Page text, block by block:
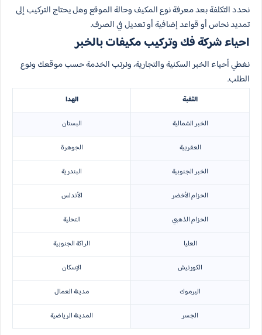
نحدد التكلفة بعد معرفة نوع المكيف وحالة الموقع وهل يحتاج التركيب إلى
تمديد نحاس أو قواعد إضافية أو تعديل في الصرف.
احياء شركة فك وتركيب مكيفات بالخبر
نغطي أحياء الخبر السكنية والتجارية، ونرتب الخدمة حسب موقعك ونوع
الطلب.
الثقبة
الهدا
الخبر الشمالية
البستان
العقربية
الجوهرة
الخبر الجنوبية
البندرية
الحزام الأخضر
الأندلس
الحزام الذهبي
التحلية
العليا
الراكة الجنوبية
الكورنيش
الإسكان
اليرموك
مدينة العمال
الجسر
المدينة الرياضية